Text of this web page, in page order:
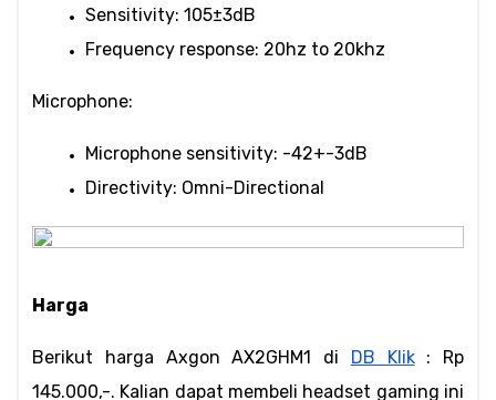
Sensitivity: 105±3dB
Frequency response: 20hz to 20khz
Microphone:
Microphone sensitivity: -42+-3dB
Directivity: Omni-Directional
Harga
Berikut harga Axgon AX2GHM1 di DB Klik : Rp
145.000,-. Kalian dapat membeli headset gaming ini